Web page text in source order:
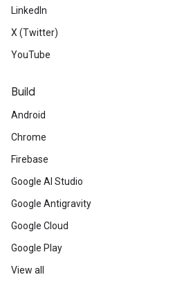
LinkedIn
X (Twitter)
YouTube
Build
Android
Chrome
Firebase
Google AI Studio
Google Antigravity
Google Cloud
Google Play
View all